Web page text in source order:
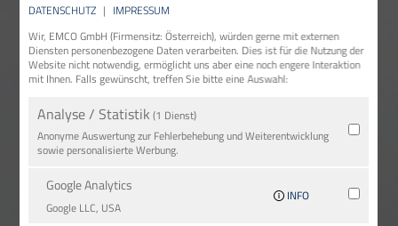
DATENSCHUTZ | IMPRESSUM
Wir, EMCO GmbH (Firmensitz: Österreich), würden gerne mit externen
Diensten personenbezogene Daten verarbeiten. Dies ist für die Nutzung der
Website nicht notwendig, ermöglicht uns aber eine noch engere Interaktion
mit Ihnen. Falls gewünscht, treffen Sie bitte eine Auswahl:
Analyse / Statistik (1 Dienst)
Anonyme Auswertung zur Fehlerbehebung und Weiterentwicklung
sowie personalisierte Werbung.
Google Analytics
Google LLC, USA
INFO